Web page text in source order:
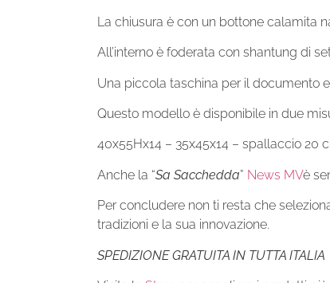
La chiusura è con un bottone calamita
All’interno è foderata con shantung di
Una piccola taschina per il documento
Questo modello è disponibile in due
40x55Hx14 – 35x45x14 – spallaccio 20
Anche la “Sa Sacchedda” News MVè
Per concludere non ti resta che
tradizioni e la sua innovazione.
SPEDIZIONE GRATUITA IN TUTTA ITALIA